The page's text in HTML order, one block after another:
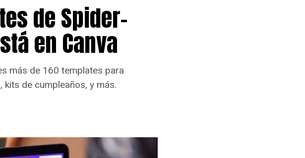
de Spider-
en Canva
más de 160 templates para
de cumpleaños, y más.